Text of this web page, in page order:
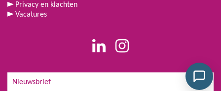
Privacy en klachten
Vacatures